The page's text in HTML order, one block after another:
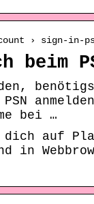
› sign-in-
beim
bei …
auf
in